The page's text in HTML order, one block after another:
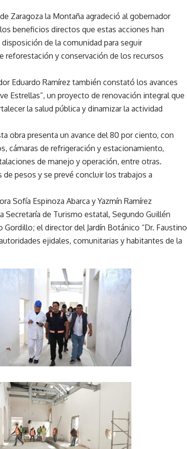
Zaragoza la Montaña agradeció al gobernador
beneficios directos que estas acciones han
de la comunidad para seguir
reforestación y conservación de los recursos
Eduardo Ramírez también constató los avances
Estrellas”, un proyecto de renovación integral que
la salud pública y dinamizar la actividad
obra presenta un avance del 80 por ciento, con
cámaras de refrigeración y estacionamiento,
de manejo y operación, entre otras.
pesos y se prevé concluir los trabajos a
Sofía Espinoza Abarca y Yazmín Ramírez
Secretaría de Turismo estatal, Segundo Guillén
el director del Jardín Botánico “Dr. Faustino
ejidales, comunitarias y habitantes de la